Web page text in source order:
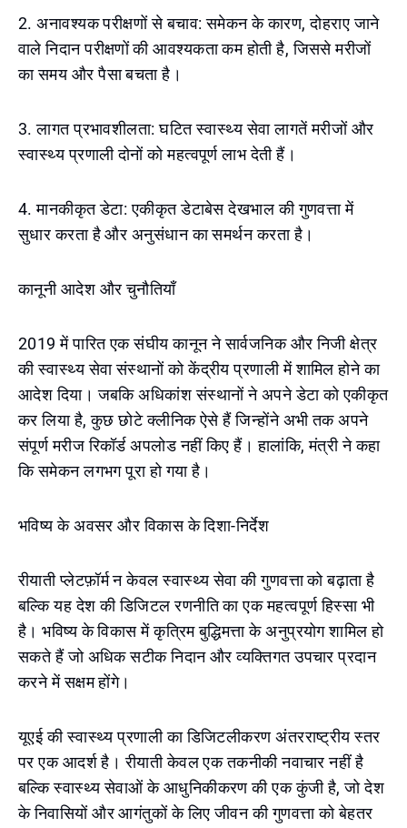
2. अनावश्यक परीक्षणों से बचाव: समेकन के कारण, दोहराए जाने
वाले निदान परीक्षणों की आवश्यकता कम होती है, जिससे मरीजों
का समय और पैसा बचता है।
3. लागत प्रभावशीलता: घटित स्वास्थ्य सेवा लागतें मरीजों और
स्वास्थ्य प्रणाली दोनों को महत्वपूर्ण लाभ देती हैं।
4. मानकीकृत डेटा: एकीकृत डेटाबेस देखभाल की गुणवत्ता में
सुधार करता है और अनुसंधान का समर्थन करता है।
कानूनी आदेश और चुनौतियाँ
2019 में पारित एक संघीय कानून ने सार्वजनिक और निजी क्षेत्र
की स्वास्थ्य सेवा संस्थानों को केंद्रीय प्रणाली में शामिल होने का
आदेश दिया। जबकि अधिकांश संस्थानों ने अपने डेटा को एकीकृत
कर लिया है, कुछ छोटे क्लीनिक ऐसे हैं जिन्होंने अभी तक अपने
संपूर्ण मरीज रिकॉर्ड अपलोड नहीं किए हैं। हालांकि, मंत्री ने कहा
कि समेकन लगभग पूरा हो गया है।
भविष्य के अवसर और विकास के दिशा-निर्देश
रीयाती प्लेटफ़ॉर्म न केवल स्वास्थ्य सेवा की गुणवत्ता को बढ़ाता है
बल्कि यह देश की डिजिटल रणनीति का एक महत्वपूर्ण हिस्सा भी
है। भविष्य के विकास में कृत्रिम बुद्धिमत्ता के अनुप्रयोग शामिल हो
सकते हैं जो अधिक सटीक निदान और व्यक्तिगत उपचार प्रदान
करने में सक्षम होंगे।
यूएई की स्वास्थ्य प्रणाली का डिजिटलीकरण अंतरराष्ट्रीय स्तर
पर एक आदर्श है। रीयाती केवल एक तकनीकी नवाचार नहीं है
बल्कि स्वास्थ्य सेवाओं के आधुनिकीकरण की एक कुंजी है, जो देश
के निवासियों और आगंतुकों के लिए जीवन की गुणवत्ता को बेहतर